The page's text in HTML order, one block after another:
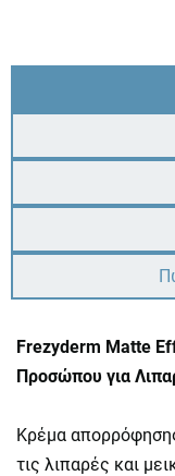
Frezyderm Matte
Προσώπου για
Κρέμα
τις λιπαρές και